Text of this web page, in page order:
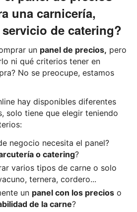
una carnicería,
de catering?
un panel de precios, pero
ni qué criterios tener en
No se preocupe, estamos
hay disponibles diferentes
solo tiene que elegir teniendo
negocio necesita el panel?
o catering?
varios tipos de carne o solo
ternera, cordero...
un panel con los precios o
de la carne?